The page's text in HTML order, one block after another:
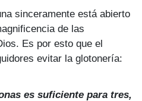
sinceramente está abierto
de las
Es por esto que el
evitar la glotonería:
es suficiente para tres,